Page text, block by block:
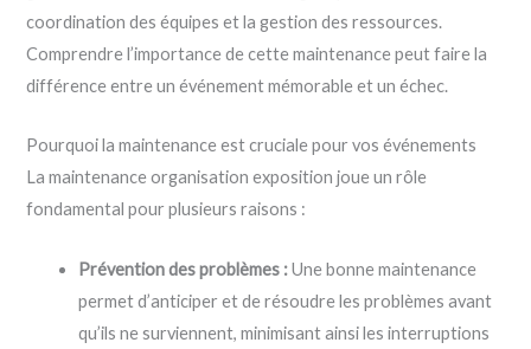
coordination des équipes et la gestion des ressources.
Comprendre l’importance de cette maintenance peut faire la
différence entre un événement mémorable et un échec.
Pourquoi la maintenance est cruciale pour vos événements
La maintenance organisation exposition joue un rôle
fondamental pour plusieurs raisons :
Prévention des problèmes :Une bonne maintenance
permet d’anticiper et de résoudre les problèmes avant
qu’ils ne surviennent, minimisant ainsi les interruptions